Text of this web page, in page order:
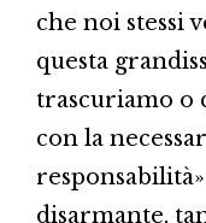
che noi stessi
questa
trascuriamo o
con la
disarmante,